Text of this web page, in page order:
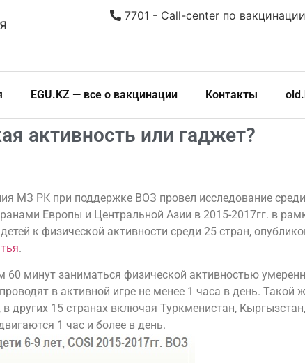
7701 - Call-center по вакцинации
EGU.KZ — все о вакцинации Контакты
активность или гаджет?
МЗ РК при поддержке ВОЗ провел исследование
Европы и Центральной Азии в 2015-2017гг. в
к физической активности среди 25 стран,
.
60 минут заниматься физической активностью
в активной игре не менее 1 часа в день. Такой
в других 15 странах включая Туркменистан,
1 час и более в день.